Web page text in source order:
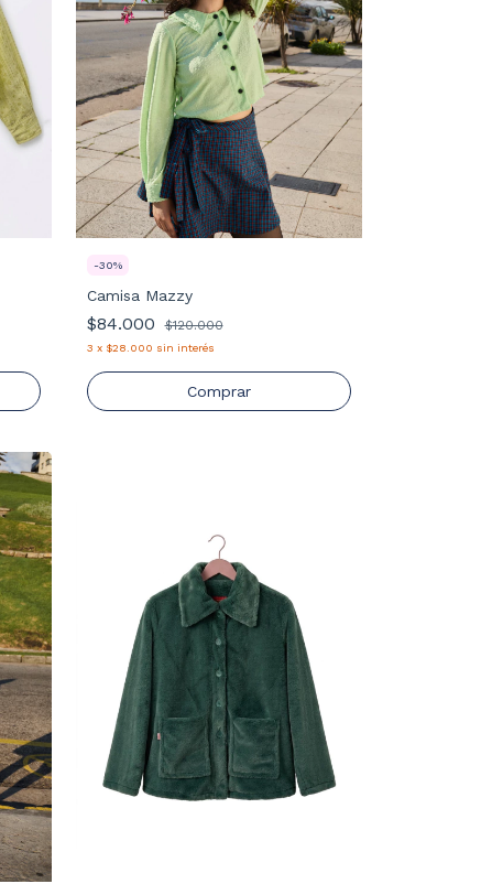
-30%
Camisa Mazzy
$84.000 $120.000
3 x $28.000 sin interés
Comprar